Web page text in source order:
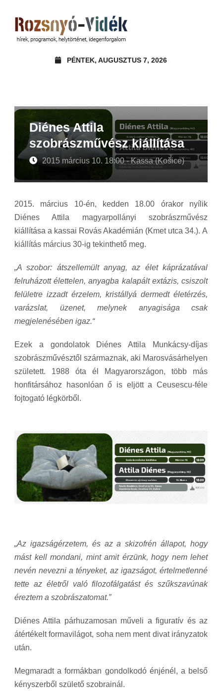
PÉNTEK, AUGUSZTUS 7, 2026
Diénes Attila
szobrászművész kiállítása
2015 március 10. 18:00 - Kassa (Košice)
2015. március 10-én, kedden 18.00 órakor nyílik
Diénes Attila magyarpollányi szobrászművész
kiállítása a kassai Rovás Akadémián (Kmet utca 34.). A
kiállítás március 30-ig tekinthető meg.
„A szobor: átszellemült anyag, az élet káprázatával
felruházott élettelen, anyagba kalapált extázis, csiszolt
felületre izzadt érzelem, kristállyá dermedt életérzés,
varázslat, üzenet, melynek anyagisága csak
megjelenésében igaz.“
Ezek a gondolatok Diénes Attila Munkácsy-díjas
szobrászművésztől származnak, aki Marosvásárhelyen
született. 1988 óta él Magyarországon, több más
honfitársához hasonlóan ő is eljött a Ceusescu-féle
fojtogató légkörből.
„Az igazságérzetem, és az a skizofrén állapot, hogy
mást kell mondani, mint amit érzünk, hogy nem lehet
nevén nevezni a tényeket, az igazságot, értelmetlenné
tette az életről való filozofálgatást és szűkszavúnak
éreztem a szobrászatomat.”
Diénes Attila párhuzamosan műveli a figuratív és az
átértékelt formavilágot, soha nem ment divat irányzatok
után.
Megmaradt a formákban gondolkodó énjénél, a belső
kényszerből születő szobrainál.